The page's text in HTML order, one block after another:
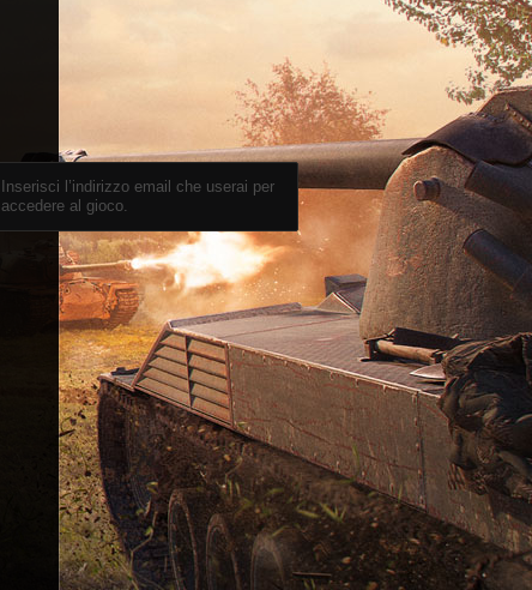
Inserisci l’indirizzo email che userai per
accedere al gioco.